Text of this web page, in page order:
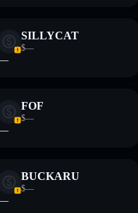
SILLYCAT
$—
FOF
$—
BUCKARU
$—